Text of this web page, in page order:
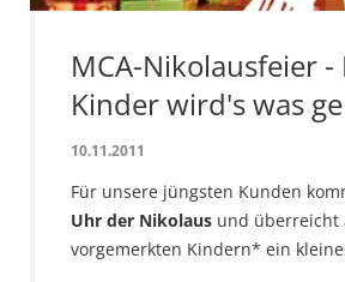
MCA-Nikolausfeier -
Kinder wird's was
10.11.2011
Für unsere jüngsten Kunden
Uhr der Nikolaus und überreicht
vorgemerkten Kindern* ein